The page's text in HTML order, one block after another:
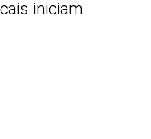
iniciam